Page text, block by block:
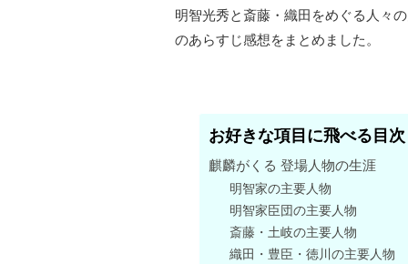
明智光秀と斎藤・織田をめぐる人々
のあらすじ感想をまとめました。
お好きな項目に飛べる目次
麒麟がくる 登場人物の生涯
明智家の主要人物
明智家臣団の主要人物
斎藤・土岐の主要人物
織田・豊臣・徳川の主要人物